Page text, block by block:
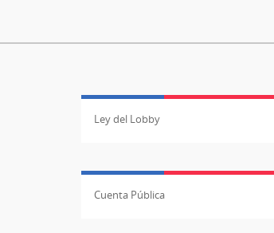
Ley del Lobby
Cuenta Pública